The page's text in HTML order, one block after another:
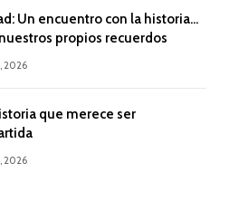
Un encuentro con la historia…
propios recuerdos
2026
que merece ser
2026